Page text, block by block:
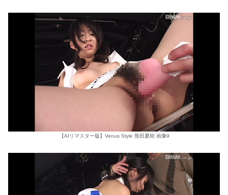
【AIリマスター版】Venus Style 熊田夏樹 画像9